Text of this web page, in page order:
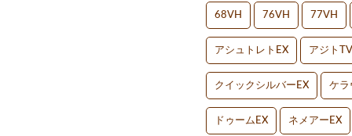
68VH 76VH 77VH
アシュトレトEX アジトTV
クイックシルバーEX ケラ
ドゥームEX ネメアーEX